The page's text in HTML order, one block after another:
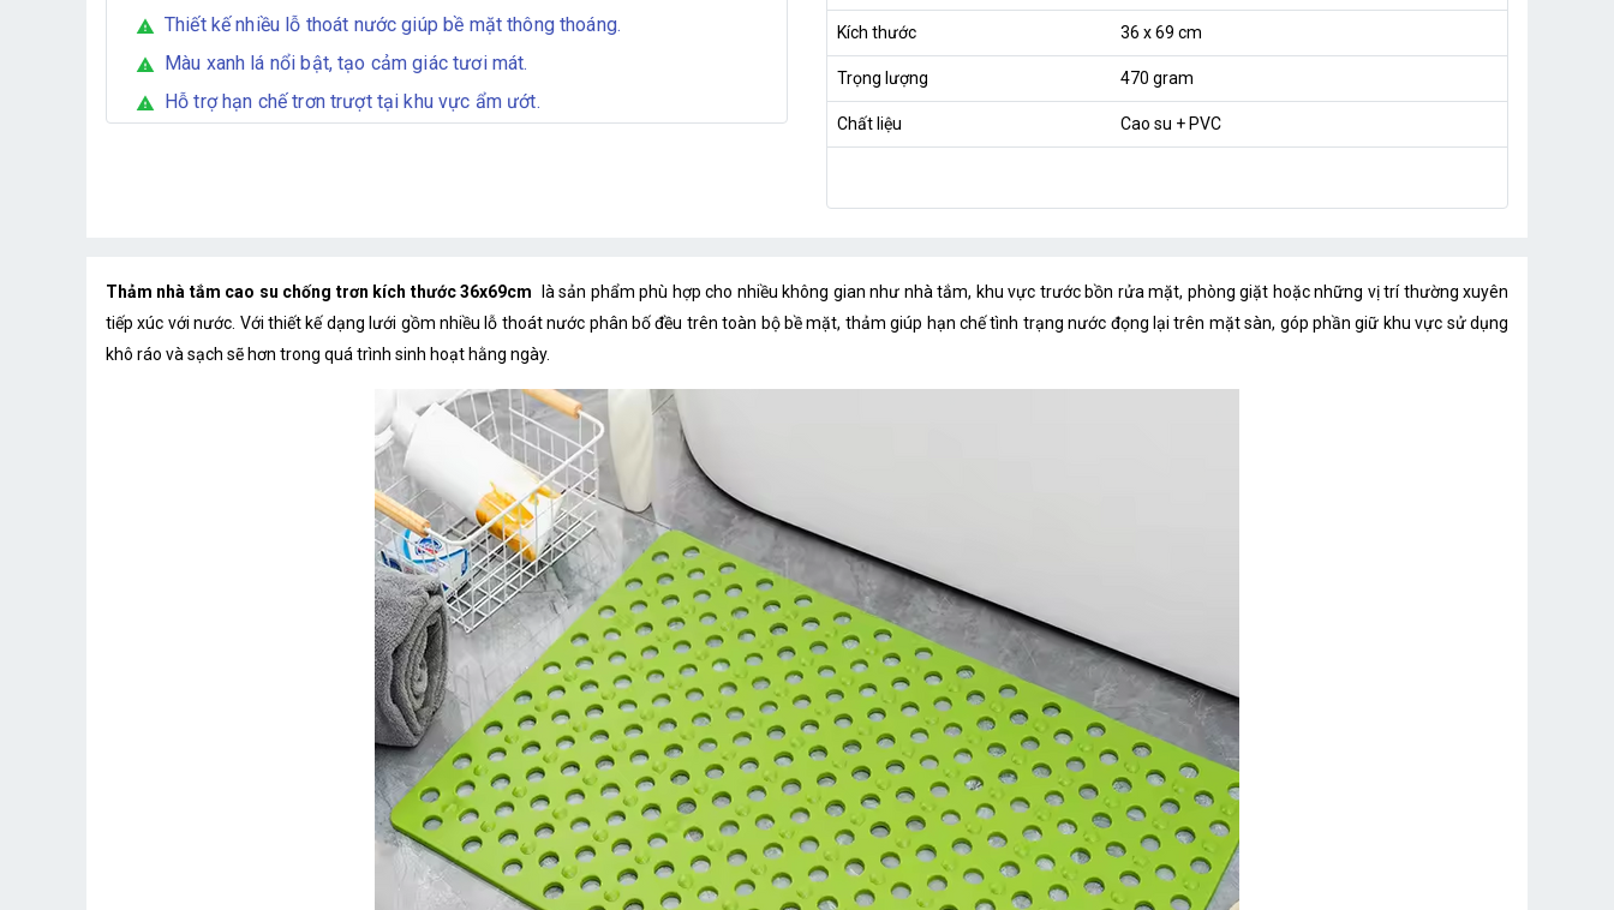
warning Thiết kế nhiều lỗ thoát nước giúp bề mặt thông thoáng.
warning Màu xanh lá nổi bật, tạo cảm giác tươi mát.
warning Hỗ trợ hạn chế trơn trượt tại khu vực ẩm ướt.
Kích thước 36 x 69 cm
Trọng lượng 470 gram
Chất liệu Cao su + PVC
Thảm nhà tắm cao su chống trơn kích thước 36x69cm
là sản phẩm phù hợp cho nhiều không gian như nhà tắm, khu vực trước bồn rửa mặt, phòng giặt hoặc những vị trí thường xuyên
tiếp xúc với nước. Với thiết kế dạng lưới gồm nhiều lỗ thoát nước phân bố đều trên toàn bộ bề mặt, thảm giúp hạn chế tình trạng nước đọng lại trên mặt sàn, góp phần giữ khu vực sử dụng
khô ráo và sạch sẽ hơn trong quá trình sinh hoạt hằng ngày.